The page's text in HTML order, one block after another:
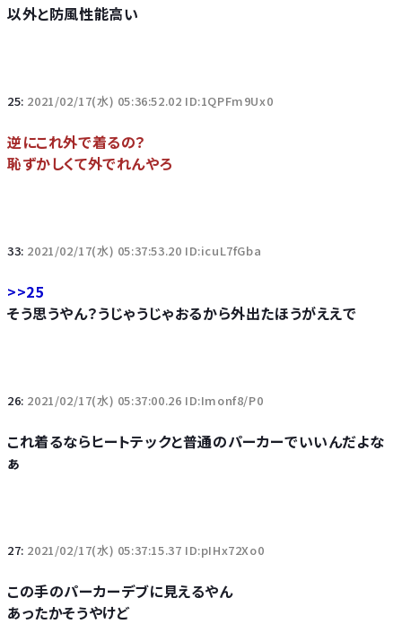
以外と防風性能高い
25: 2021/02/17(水) 05:36:52.02 ID:1QPFm9Ux0
逆にこれ外で着るの？
恥ずかしくて外でれんやろ
33: 2021/02/17(水) 05:37:53.20 ID:icuL7fGba
>>25
そう思うやん？うじゃうじゃおるから外出たほうがええで
26: 2021/02/17(水) 05:37:00.26 ID:Imonf8/P0
これ着るならヒートテックと普通のパーカーでいいんだよな
ぁ
27: 2021/02/17(水) 05:37:15.37 ID:pIHx72Xo0
この手のパーカーデブに見えるやん
あったかそうやけど